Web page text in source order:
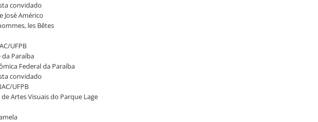
convidado
José Américo
les Bêtes
UFPB
da Paraíba
Federal da Paraíba
convidado
UFPB
de Artes Visuais do Parque Lage